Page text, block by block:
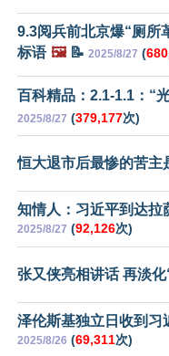
9.3阅兵前北京爆“厕所
标语 🖼️📝 2025/8/27 (
百科精品：2.1-1.1：“
2025/8/27 (379,177次)
恒大退市后最惨的苦主
知情人：习近平到达拉
2025/8/27 (92,126次)
张又侠亮相讲话 再淡化
泽伦斯基独立日收到习
2025/8/26 (69,311次)